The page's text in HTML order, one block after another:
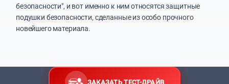
безопасности", и вот именно к ним относятся защитные
подушки безопасности, сделанные из особо прочного
новейшего материала.
ЗАКАЗАТЬ ТЕСТ-ДРАЙВ